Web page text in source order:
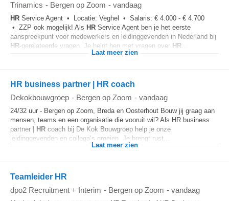
Trinamics - Bergen op Zoom - vandaag
HR Service Agent • Locatie: Veghel • Salaris: € 4.000 - € 4.700
• ZZP ook mogelijk! Als HR Service Agent ben je het eerste
aanspreekpunt voor medewerkers en leidinggevenden in Nederland bij
HR-gerelateerde vragen. Je helpt hen met vragen over HR
Laat meer zien
HR business partner | HR coach
Dekokbouwgroep - Bergen op Zoom - vandaag
24/32 uur - Bergen op Zoom, Breda en Oosterhout Bouw jij graag aan
mensen, teams en een organisatie die vooruit wil? Als HR business
partner | HR coach bij De Kok Bouwgroep help je onze
leidinggevenden en collega’s groeien. Je brengt rust...
Laat meer zien
Teamleider HR
dpo2 Recruitment + Interim - Bergen op Zoom - vandaag